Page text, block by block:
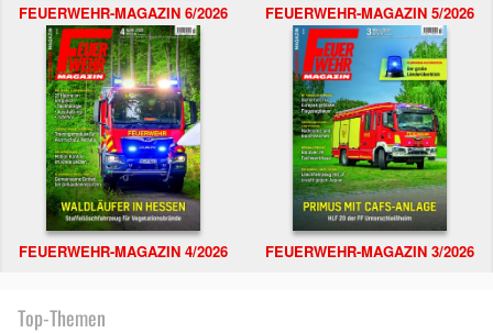
FEUERWEHR-MAGAZIN 6/2026 FEUERWEHR-MAGAZIN 5/2026
FEUERWEHR-MAGAZIN 4/2026 FEUERWEHR-MAGAZIN 3/2026
Top-Themen